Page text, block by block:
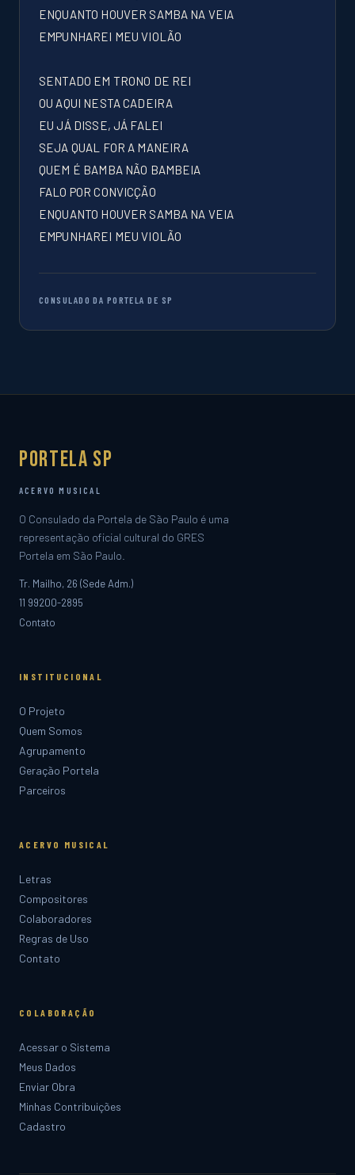
ENQUANTO HOUVER SAMBA NA VEIA
EMPUNHAREI MEU VIOLÃO
SENTADO EM TRONO DE REI
OU AQUI NESTA CADEIRA
EU JÁ DISSE, JÁ FALEI
SEJA QUAL FOR A MANEIRA
QUEM É BAMBA NÃO BAMBEIA
FALO POR CONVICÇÃO
ENQUANTO HOUVER SAMBA NA VEIA
EMPUNHAREI MEU VIOLÃO
CONSULADO DA PORTELA DE SP
Portela SP
ACERVO MUSICAL
O Consulado da Portela de São Paulo é uma
representação oficial cultural do GRES
Portela em São Paulo.
Tr. Mailho, 26 (Sede Adm.)
11 99200-2895
Contato
INSTITUCIONAL
O Projeto
Quem Somos
Agrupamento
Geração Portela
Parceiros
ACERVO MUSICAL
Letras
Compositores
Colaboradores
Regras de Uso
Contato
COLABORAÇÃO
Acessar o Sistema
Meus Dados
Enviar Obra
Minhas Contribuições
Cadastro